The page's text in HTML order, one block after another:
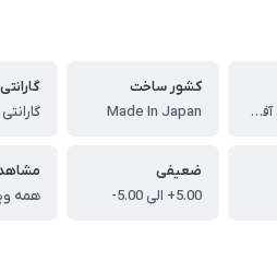
‎عدسی سفارشی آفیس بی اس لارگو توکای 1.60 Tokai Lutina Office Lenses BS Largo
کشور ساخت
Made In Japan
گارانتی
ضعیفی
5.00+ الی 5.00-
همه